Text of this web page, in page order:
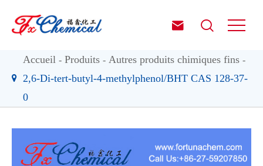
 
Accueil Produits
Autres produits chimiques fins
2,6-Di-tert-butyl-4-methylphenol/BHT CAS 128-37-
0